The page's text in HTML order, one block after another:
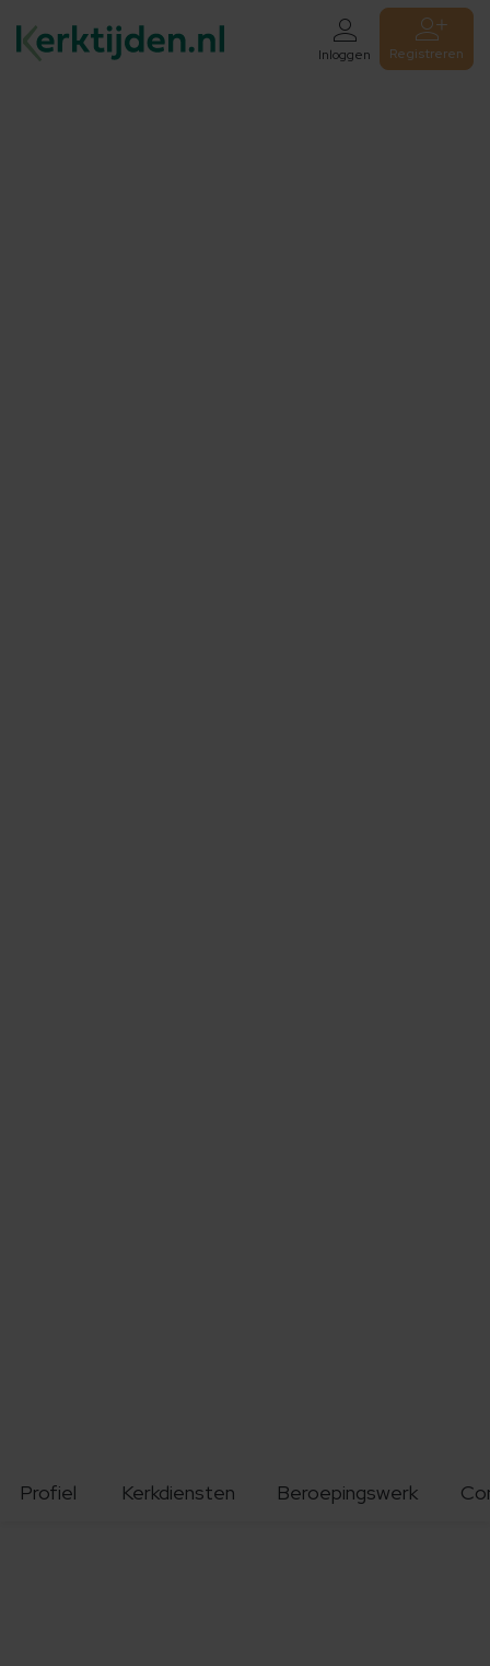
Inloggen Registreren
Profiel Kerkdiensten Beroepingswerk